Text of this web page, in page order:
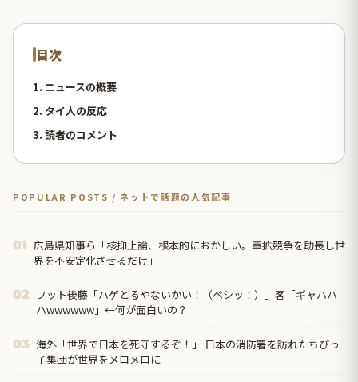
目次
1. ニュースの概要
2. タイ人の反応
3. 読者のコメント
POPULAR POSTS / ネットで話題の人気記事
01 広島県知事ら「核抑止論、根本的におかしい。軍拡競争を助長し世
界を不安定化させるだけ」
02 フット後藤「ハゲとるやないかい！（ペシッ！）」客「ギャハハ
ハwwwwww」←何が面白いの？
03 海外「世界で日本を死守するぞ！」 日本の消防署を訪れたちびっ
子集団が世界をメロメロに